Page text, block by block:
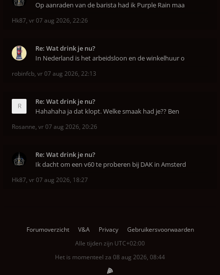
Op aanraden van de barista had ik Purple Rain maa
Hk87, vr 07 aug 2026, 22:26
Re: Wat drink je nu?
In Nederland is het arbeidsloon en de winkelhuur o
robinfcb, vr 07 aug 2026, 22:13
Re: Wat drink je nu?
Hahahaha ja dat klopt. Welke smaak had je?? Ben
Rosanne, vr 07 aug 2026, 20:26
Re: Wat drink je nu?
Ik dacht om een v60 te proberen bij DAK in Amsterd
Hk87, vr 07 aug 2026, 18:27
Forumoverzicht V&A Privacy
Gebruikersvoorwaarden
Alle tijden zijn UTC+02:00
Het is momenteel za 08 aug 2026, 08:44